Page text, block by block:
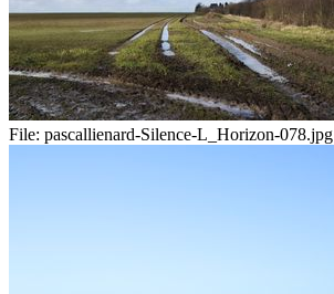
File: pascallienard-Silence-L_Horizon-078.jpg